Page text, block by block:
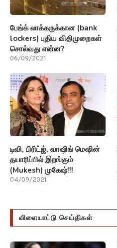
பேங்க் லாக்கருக்கான (bank
lockers) புதிய விதிமுறைகள்
சொல்வது என்ன?
06/09/2021
டிவி, பிரிட்ஜ், வாஷிங் மெஷின்
தயாரிப்பில் இறங்கும்
(Mukesh) முகேஷ்!!!
04/09/2021
விளையாட்டு செய்திகள்